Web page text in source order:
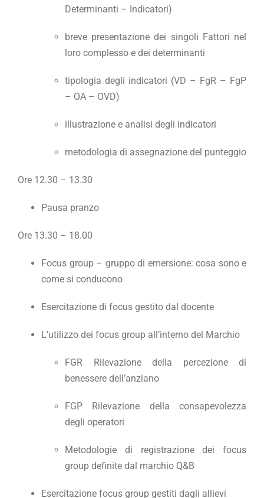
Determinanti – Indicatori)
breve presentazione dei singoli Fattori nel
loro complesso e dei determinanti
tipologia degli indicatori (VD – FgR – FgP
– OA – OVD)
illustrazione e analisi degli indicatori
metodologia di assegnazione del punteggio
Ore 12.30 – 13.30
Pausa pranzo
Ore 13.30 – 18.00
Focus group – gruppo di emersione: cosa sono e
come si conducono
Esercitazione di focus gestito dal docente
L’utilizzo dei focus group all’interno del Marchio
FGR Rilevazione della percezione di
benessere dell’anziano
FGP Rilevazione della consapevolezza
degli operatori
Metodologie di registrazione dei focus
group definite dal marchio Q&B
Esercitazione focus group gestiti dagli allievi